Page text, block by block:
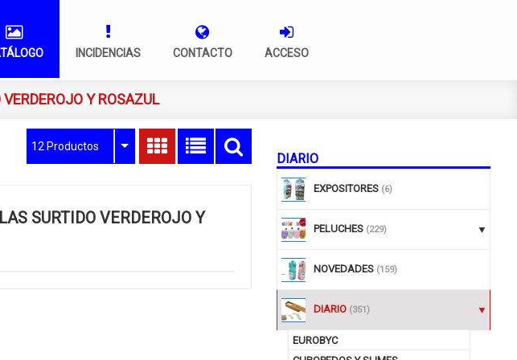
INCIDENCIAS CONTACTO ACCESO
Y ROSAZUL
DIARIO
EXPOSITORES (6)
PELUCHES (229)
NOVEDADES (159)
DIARIO (351)
EUROBYC
12 Productos
SURTIDO VERDEROJO Y